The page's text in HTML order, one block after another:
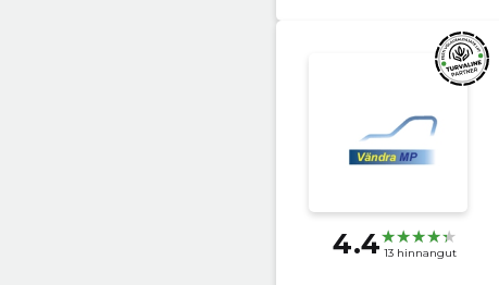
4.4 13 hinnangut